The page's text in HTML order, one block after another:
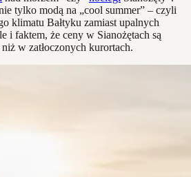
tylko modą na „cool summer” – czyli
klimatu Bałtyku zamiast upalnych
i faktem, że ceny w Sianożętach są
w zatłoczonych kurortach.